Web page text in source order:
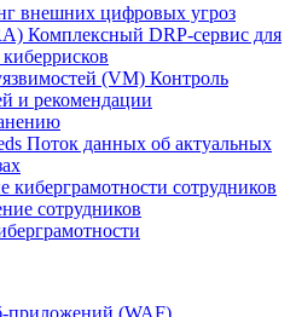
внешних цифровых угроз
Комплексный DRP-сервис для
(VM) Контроль
и рекомендации
Поток данных об актуальных
сотрудников
сотрудников
приложений (WAF)